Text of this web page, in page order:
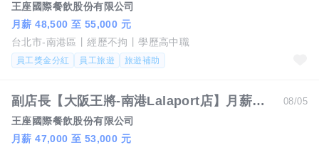
王座國際餐飲股份有限公司
月薪 48,500 至 55,000 元
台北市-南港區
經歷不拘 學歷高中職
員工獎金分紅 員工旅遊 旅遊補助
08/05
副店長【大阪王將-南港Lalaport店】月薪47000-53000 #另有門市達標獎金
王座國際餐飲股份有限公司
月薪 47,000 至 53,000 元